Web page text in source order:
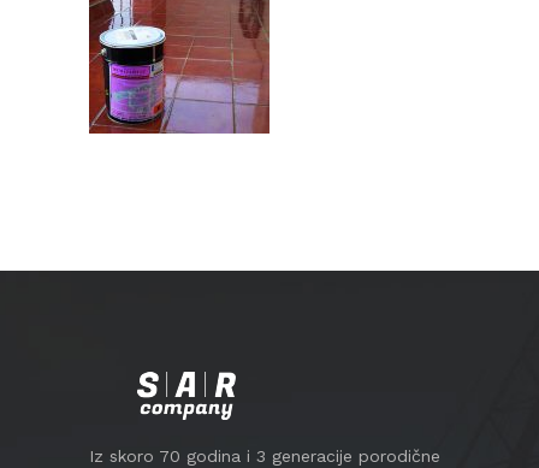
Iz skoro 70 godina i 3 generacije porodične